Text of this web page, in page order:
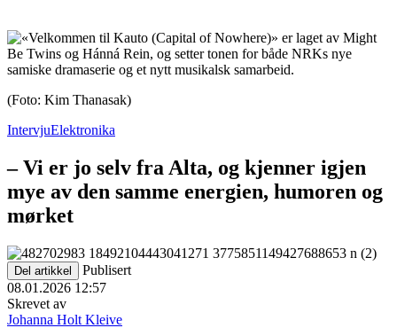
(Foto: Kim Thanasak)
IntervjuElektronika
– Vi er jo selv fra Alta, og kjenner igjen
mye av den samme energien, humoren og
mørket
Del artikkel
Publisert
08.01.2026 12:57
Skrevet av
Johanna Holt Kleive